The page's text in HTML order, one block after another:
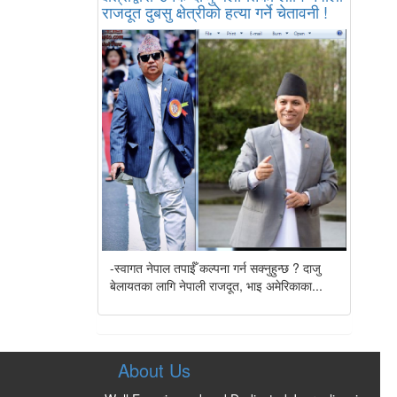
राजदूत दुबसु क्षेत्रीको हत्या गर्ने चेतावनी !
-स्वागत नेपाल तपाईँ कल्पना गर्न सक्नुहुन्छ ? दाजु
बेलायतका लागि नेपाली राजदूत, भाइ अमेरिकाका...
About Us